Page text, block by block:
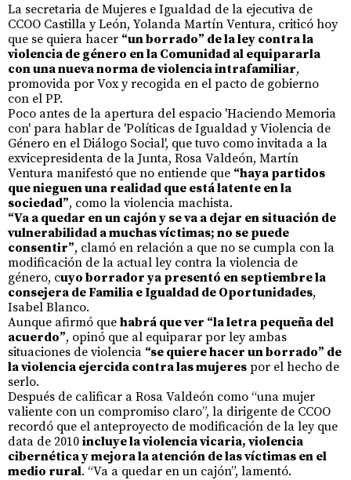
La secretaria de Mujeres e Igualdad de la ejecutiva de
CCOO Castilla y León, Yolanda Martín Ventura, criticó hoy
que se quiera hacer “un borrado” de la ley contra la
violencia de género en la Comunidad al equipararla
con una nueva norma de violencia intrafamiliar,
promovida por Vox y recogida en el pacto de gobierno
con el PP.
Poco antes de la apertura del espacio 'Haciendo Memoria
con' para hablar de 'Políticas de Igualdad y Violencia de
Género en el Diálogo Social', que tuvo como invitada a la
exvicepresidenta de la Junta, Rosa Valdeón, Martín
Ventura manifestó que no entiende que “haya partidos
que nieguen una realidad que está latente en la
sociedad”, como la violencia machista.
“Va a quedar en un cajón y se va a dejar en situación de
vulnerabilidad a muchas víctimas; no se puede
consentir”, clamó en relación a que no se cumpla con la
modificación de la actual ley contra la violencia de
género, cuyo borrador ya presentó en septiembre la
consejera de Familia e Igualdad de Oportunidades,
Isabel Blanco.
Aunque afirmó que habrá que ver “la letra pequeña del
acuerdo”, opinó que al equiparar por ley ambas
situaciones de violencia “se quiere hacer un borrado” de
la violencia ejercida contra las mujeres por el hecho de
serlo.
Después de calificar a Rosa Valdeón como “una mujer
valiente con un compromiso claro”, la dirigente de CCOO
recordó que el anteproyecto de modificación de la ley que
data de 2010 incluye la violencia vicaria, violencia
cibernética y mejora la atención de las víctimas en el
medio rural. “Va a quedar en un cajón”, lamentó.